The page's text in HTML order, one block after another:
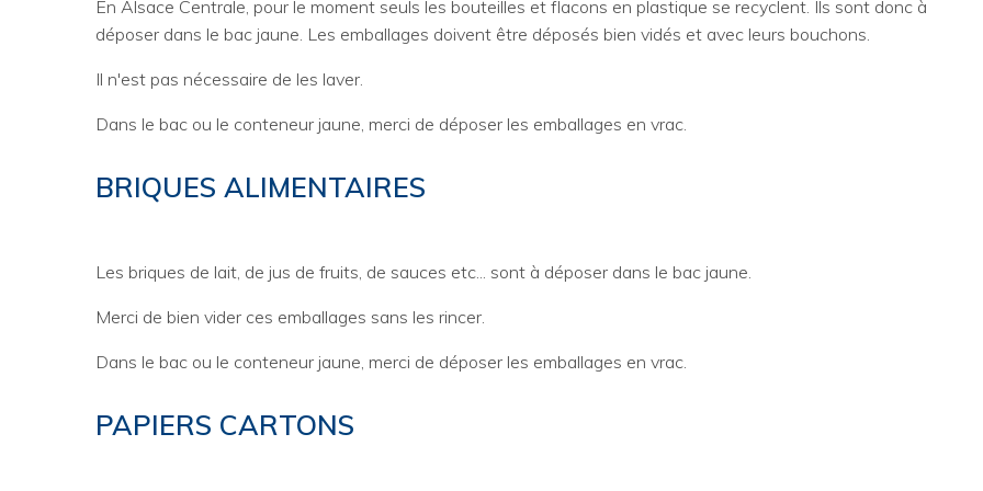
En Alsace Centrale, pour le moment seuls les bouteilles et flacons en plastique se recyclent. Ils sont donc à
déposer dans le bac jaune. Les emballages doivent être déposés bien vidés et avec leurs bouchons.
Il n'est pas nécessaire de les laver.
Dans le bac ou le conteneur jaune, merci de déposer les emballages en vrac.
BRIQUES ALIMENTAIRES
Les briques de lait, de jus de fruits, de sauces etc... sont à déposer dans le bac jaune.
Merci de bien vider ces emballages sans les rincer.
Dans le bac ou le conteneur jaune, merci de déposer les emballages en vrac.
PAPIERS CARTONS